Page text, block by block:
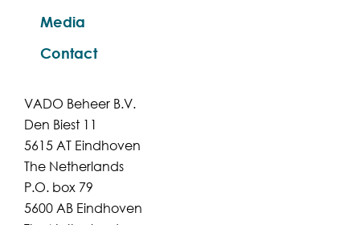
Media
Contact
VADO Beheer B.V.
Den Biest 11
5615 AT Eindhoven
The Netherlands
P.O. box 79
5600 AB Eindhoven